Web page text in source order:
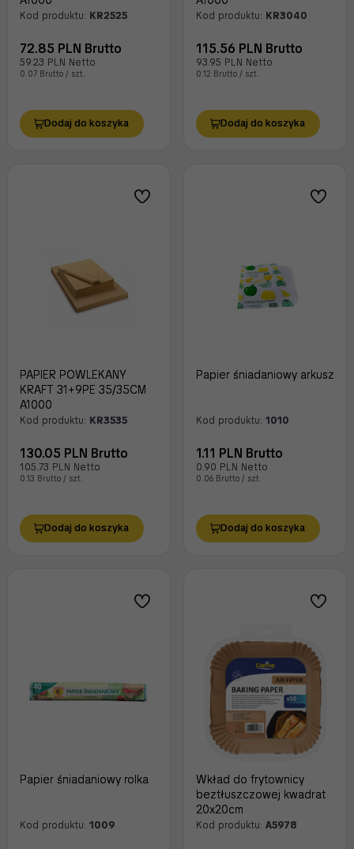
Kod produktu: KR2525
72.85 PLN Brutto
59.23 PLN Netto
0.07 Brutto / szt.
Dodaj do koszyka
Kod produktu: KR3040
115.56 PLN Brutto
93.95 PLN Netto
0.12 Brutto / szt.
Dodaj do koszyka
PAPIER POWLEKANY
KRAFT 31+9PE 35/35CM
A1000
Kod produktu: KR3535
130.05 PLN Brutto
105.73 PLN Netto
0.13 Brutto / szt.
Dodaj do koszyka
Papier śniadaniowy arkusz
Kod produktu: 1010
1.11 PLN Brutto
0.90 PLN Netto
0.06 Brutto / szt.
Dodaj do koszyka
Papier śniadaniowy rolka
Kod produktu: 1009
Wkład do frytownicy
beztłuszczowej kwadrat
20x20cm
Kod produktu: A5978